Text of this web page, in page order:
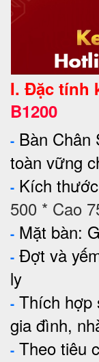
I. Đặc tính
B1200
- Bàn Chân
toàn vững
- Kích
500 * Cao
- Mặt bàn:
- Đợt và
ly
- Thích hợp
gia đình,
- Theo tiêu